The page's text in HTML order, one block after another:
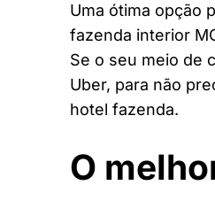
Uma ótima opção
fazenda interior
Se o seu meio de
Uber, para não
hotel fazenda.
O